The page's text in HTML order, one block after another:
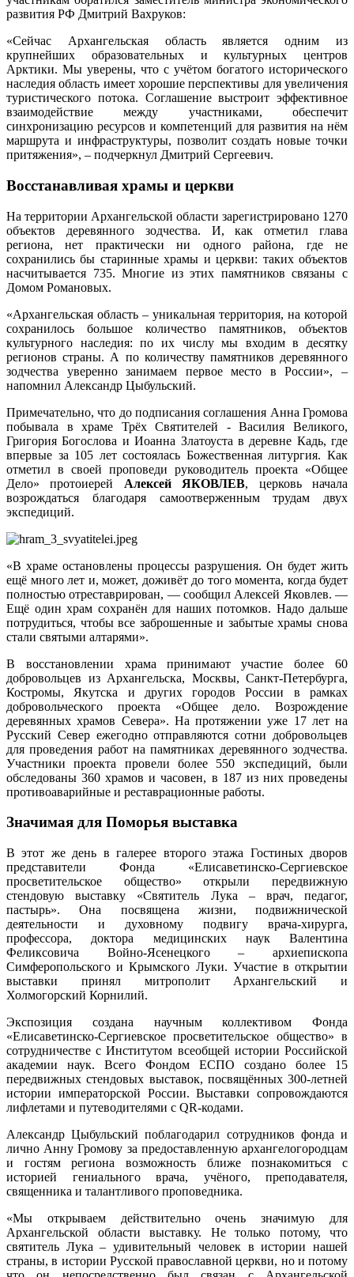
развития РФ Дмитрий Вахруков:
«Сейчас Архангельская область является одним из
крупнейших образовательных и культурных центров
Арктики. Мы уверены, что с учётом богатого исторического
наследия область имеет хорошие перспективы для увеличения
туристического потока. Соглашение выстроит эффективное
взаимодействие между участниками, обеспечит
синхронизацию ресурсов и компетенций для развития на нём
маршрута и инфраструктуры, позволит создать новые точки
притяжения», – подчеркнул Дмитрий Сергеевич.
Восстанавливая храмы и церкви
На территории Архангельской области зарегистрировано 1270
объектов деревянного зодчества. И, как отметил глава
региона, нет практически ни одного района, где не
сохранились бы старинные храмы и церкви: таких объектов
насчитывается 735. Многие из этих памятников связаны с
Домом Романовых.
«Архангельская область – уникальная территория, на которой
сохранилось большое количество памятников, объектов
культурного наследия: по их числу мы входим в десятку
регионов страны. А по количеству памятников деревянного
зодчества уверенно занимаем первое место в России», –
напомнил Александр Цыбульский.
Примечательно, что до подписания соглашения Анна Громова
побывала в храме Трёх Святителей - Василия Великого,
Григория Богослова и Иоанна Златоуста в деревне Кадь, где
впервые за 105 лет состоялась Божественная литургия. Как
отметил в своей проповеди руководитель проекта «Общее
Дело» протоиерей Алексей ЯКОВЛЕВ, церковь начала
возрождаться благодаря самоотверженным трудам двух
экспедиций.
«В храме остановлены процессы разрушения. Он будет жить
ещё много лет и, может, доживёт до того момента, когда будет
полностью отреставрирован, — сообщил Алексей Яковлев. —
Ещё один храм сохранён для наших потомков. Надо дальше
потрудиться, чтобы все заброшенные и забытые храмы снова
стали святыми алтарями».
В восстановлении храма принимают участие более 60
добровольцев из Архангельска, Москвы, Санкт-Петербурга,
Костромы, Якутска и других городов России в рамках
добровольческого проекта «Общее дело. Возрождение
деревянных храмов Севера». На протяжении уже 17 лет на
Русский Север ежегодно отправляются сотни добровольцев
для проведения работ на памятниках деревянного зодчества.
Участники проекта провели более 550 экспедиций, были
обследованы 360 храмов и часовен, в 187 из них проведены
противоаварийные и реставрационные работы.
Значимая для Поморья выставка
В этот же день в галерее второго этажа Гостиных дворов
представители Фонда «Елисаветинско-Сергиевское
просветительское общество» открыли передвижную
стендовую выставку «Святитель Лука – врач, педагог,
пастырь». Она посвящена жизни, подвижнической
деятельности и духовному подвигу врача-хирурга,
профессора, доктора медицинских наук Валентина
Феликсовича Войно-Ясенецкого – архиепископа
Симферопольского и Крымского Луки. Участие в открытии
выставки принял митрополит Архангельский и
Холмогорский Корнилий.
Экспозиция создана научным коллективом Фонда
«Елисаветинско-Сергиевское просветительское общество» в
сотрудничестве с Институтом всеобщей истории Российской
академии наук. Всего Фондом ЕСПО создано более 15
передвижных стендовых выставок, посвящённых 300-летней
истории императорской России. Выставки сопровождаются
лифлетами и путеводителями с QR-кодами.
Александр Цыбульский поблагодарил сотрудников фонда и
лично Анну Громову за предоставленную архангелогородцам
и гостям региона возможность ближе познакомиться с
историей гениального врача, учёного, преподавателя,
священника и талантливого проповедника.
«Мы открываем действительно очень значимую для
Архангельской области выставку. Не только потому, что
святитель Лука – удивительный человек в истории нашей
страны, в истории Русской православной церкви, но и потому